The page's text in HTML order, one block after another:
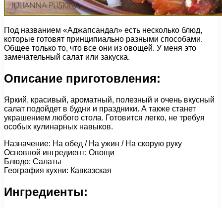
Под названием «Аджапсандал» есть несколько блюд,
которые готовят принципиально разными способами.
Общее только то, что все они из овощей. У меня это
замечательный салат или закуска.
Описание приготовления:
Яркий, красивый, ароматный, полезный и очень вкусный
салат подойдет в будни и праздники. А также станет
украшением любого стола. Готовится легко, не требуя
особых кулинарных навыков.
Назначение: На обед / На ужин / На скорую руку
Основной ингредиент: Овощи
Блюдо: Салаты
География кухни: Кавказская
Ингредиенты: